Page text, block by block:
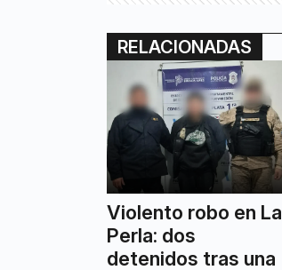
RELACIONADAS
Violento robo en La
Perla: dos
detenidos tras una